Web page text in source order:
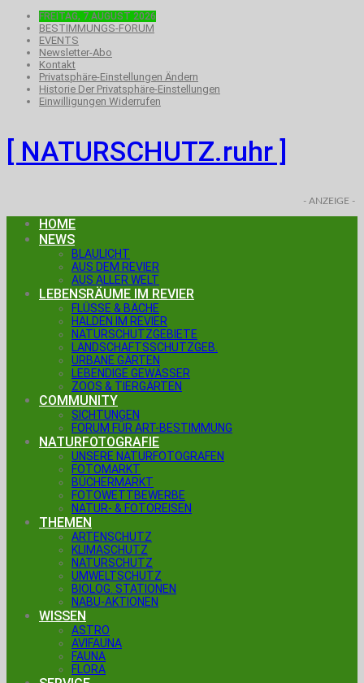
FREITAG, 7.AUGUST 2026
BESTIMMUNGS-FORUM
EVENTS
Newsletter-Abo
Kontakt
Privatsphäre-Einstellungen Ändern
Historie Der Privatsphäre-Einstellungen
Einwilligungen Widerrufen
[ NATURSCHUTZ.ruhr ]
- ANZEIGE -
HOME
NEWS
BLAULICHT
AUS DEM REVIER
AUS ALLER WELT
LEBENSRÄUME IM REVIER
FLÜSSE & BÄCHE
HALDEN IM REVIER
NATURSCHUTZGEBIETE
LANDSCHAFTSSCHUTZGEB.
URBANE GÄRTEN
LEBENDIGE GEWÄSSER
ZOOS & TIERGÄRTEN
COMMUNITY
SICHTUNGEN
FORUM FÜR ART-BESTIMMUNG
NATURFOTOGRAFIE
UNSERE NATURFOTOGRAFEN
FOTOMARKT
BÜCHERMARKT
FOTOWETTBEWERBE
NATUR- & FOTOREISEN
THEMEN
ARTENSCHUTZ
KLIMASCHUTZ
NATURSCHUTZ
UMWELTSCHUTZ
BIOLOG. STATIONEN
NABU-AKTIONEN
WISSEN
ASTRO
AVIFAUNA
FAUNA
FLORA